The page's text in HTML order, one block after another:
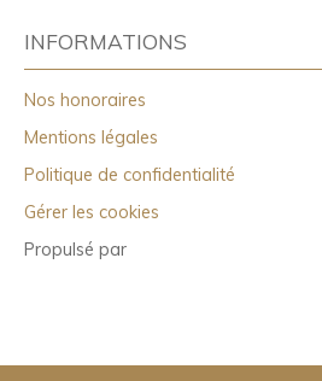
logement pour un proche. Un bien
INFORMATIONS
Nos honoraires
Mentions légales
Politique de confidentialité
Gérer les cookies
Propulsé par